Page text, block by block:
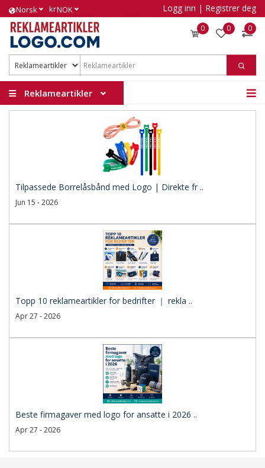
Norsk krNOK Logg inn | Registrer deg
0 0 0
Reklameartikler
Tilpassede Borrelåsbånd med Logo | Direkte fr ..
Jun 15 - 2026
Topp 10 reklameartikler for bedrifter ｜ rekla ..
Apr 27 - 2026
Beste firmagaver med logo for ansatte i 2026 ..
Apr 27 - 2026